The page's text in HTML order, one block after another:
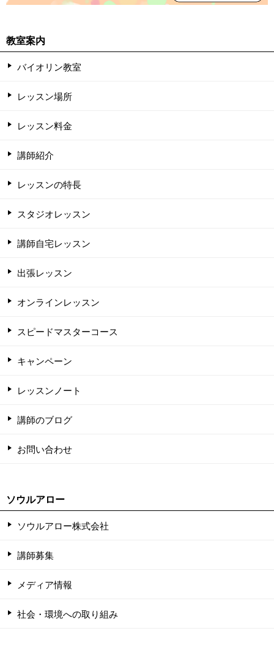
教室案内
バイオリン教室
レッスン場所
レッスン料金
講師紹介
レッスンの特長
スタジオレッスン
講師自宅レッスン
出張レッスン
オンラインレッスン
スピードマスターコース
キャンペーン
レッスンノート
講師のブログ
お問い合わせ
ソウルアロー
ソウルアロー株式会社
講師募集
メディア情報
社会・環境への取り組み